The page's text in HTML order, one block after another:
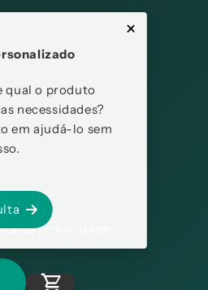
qual o produto
necessidades?
em ajudá-lo sem
de privacidade